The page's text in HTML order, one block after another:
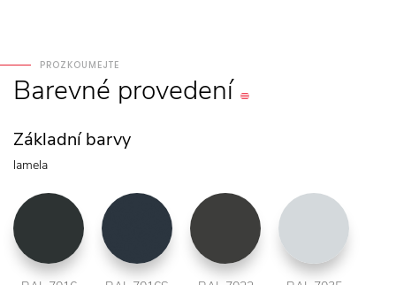
PROZKOUMEJTE
Barevné provedení
Základní barvy
lamela